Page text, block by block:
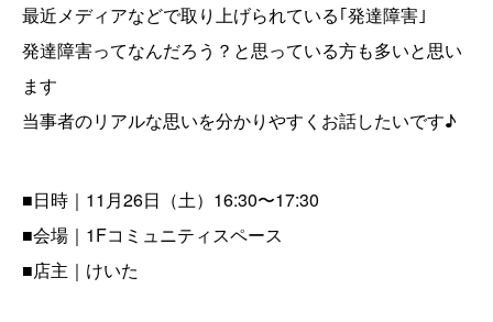
最近メディアなどで取り上げられている｢発達障害｣
発達障害ってなんだろう？と思っている方も多いと思い
ます
当事者のリアルな思いを分かりやすくお話したいです♪
■日時｜11月26日（土）16:30〜17:30
■会場｜1Fコミュニティスペース
■店主｜けいた